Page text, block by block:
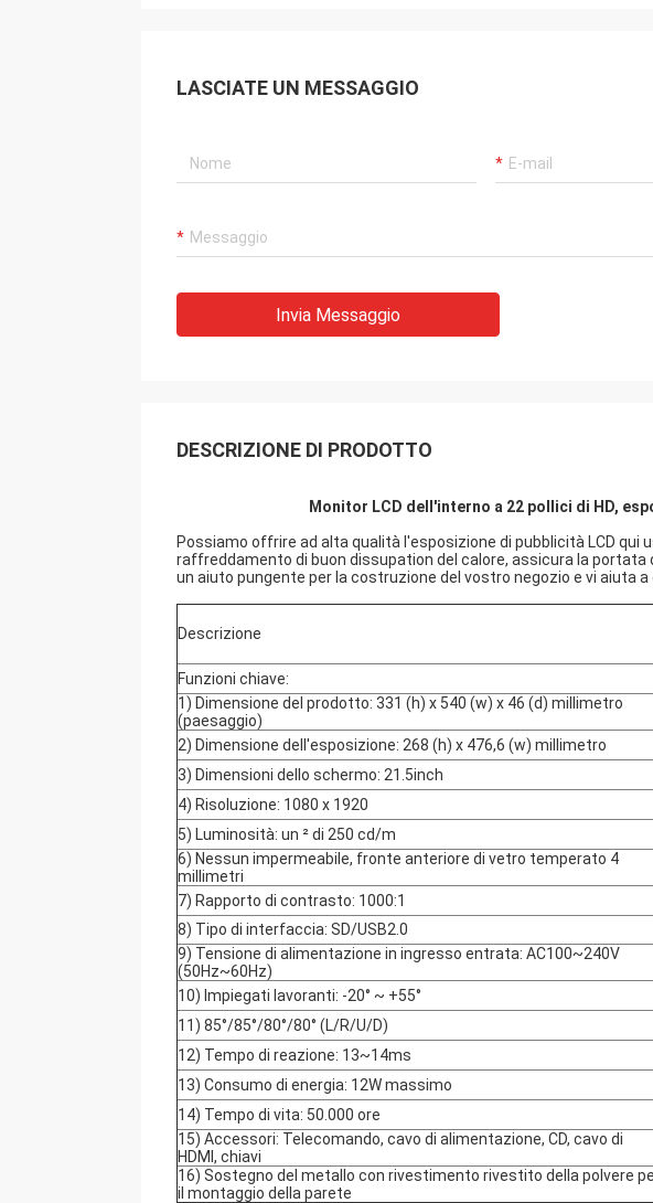
LASCIATE UN MESSAGGIO
Invia Messaggio
DESCRIZIONE DI PRODOTTO
Monitor LCD dell'interno a 22 pollici di HD,
Possiamo offrire ad alta qualità l'esposizione di pubblicità LCD qui
raffreddamento di buon dissupation del calore, assicura la
un aiuto pungente per la costruzione del vostro negozio e vi aiuta a
Descrizione
Funzioni chiave:
1) Dimensione del prodotto: 331 (h) x 540 (w) x 46 (d) millimetro
(paesaggio)
2) Dimensione dell'esposizione: 268 (h) x 476,6 (w) millimetro
3) Dimensioni dello schermo: 21.5inch
4) Risoluzione: 1080 x 1920
5) Luminosità: un ² di 250 cd/m
6) Nessun impermeabile, fronte anteriore di vetro temperato 4
millimetri
7) Rapporto di contrasto: 1000:1
8) Tipo di interfaccia: SD/USB2.0
9) Tensione di alimentazione in ingresso entrata: AC100~240V
(50Hz~60Hz)
10) Impiegati lavoranti: -20° ~ +55°
11) 85°/85°/80°/80° (L/R/U/D)
12) Tempo di reazione: 13~14ms
13) Consumo di energia: 12W massimo
14) Tempo di vita: 50.000 ore
15) Accessori: Telecomando, cavo di alimentazione, CD, cavo di
HDMI, chiavi
16) Sostegno del metallo con rivestimento rivestito della polvere
il montaggio della parete